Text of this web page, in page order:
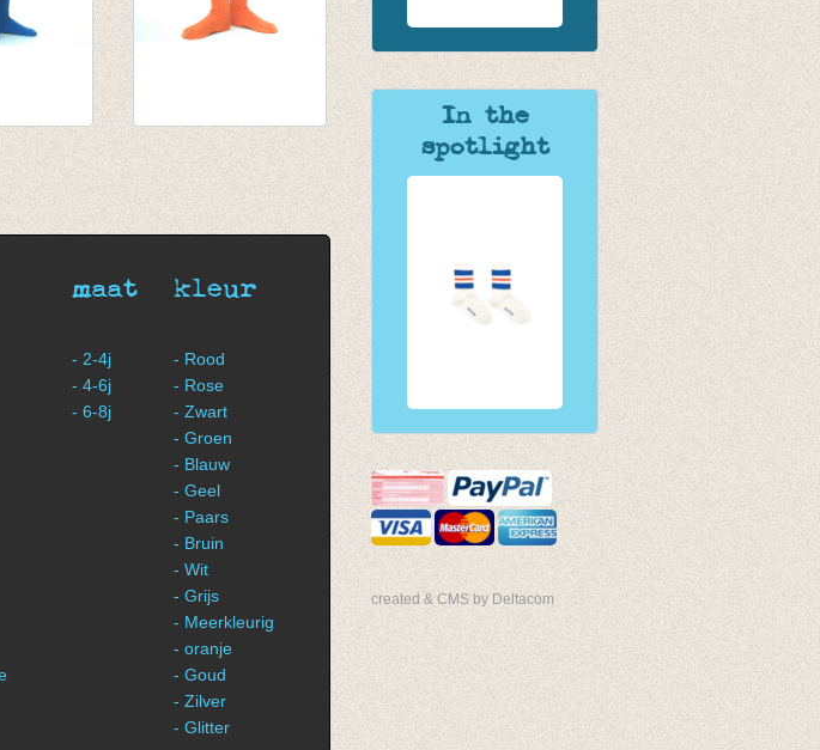
In the
spotlight
created & CMS by Deltacom
maat
- 2-4j
- 4-6j
- 6-8j
kleur
- Rood
- Rose
- Zwart
- Groen
- Blauw
- Geel
- Paars
- Bruin
- Wit
- Grijs
- Meerkleurig
- oranje
- Goud
- Zilver
- Glitter